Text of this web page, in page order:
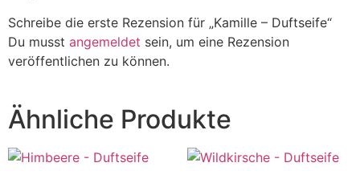
Schreibe die erste Rezension für „Kamille – Duftseife“
Du musst angemeldet sein, um eine Rezension
veröffentlichen zu können.
Ähnliche Produkte